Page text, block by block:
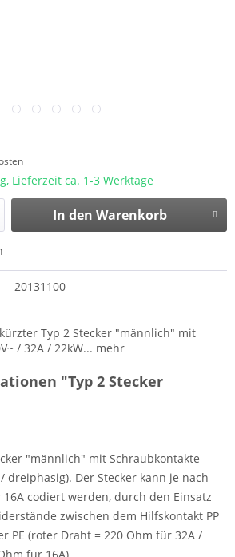
Lieferzeit ca. 1-3 Werktage
In den Warenkorb
20131100
Typ 2 Stecker "männlich" mit
/ 32A / 22kW... mehr
"Typ 2 Stecker
"männlich" mit Schraubkontakte
dreiphasig). Der Stecker kann je nach
codiert werden, durch den Einsatz
zwischen dem Hilfskontakt PP
PE (roter Draht = 220 Ohm für 32A /